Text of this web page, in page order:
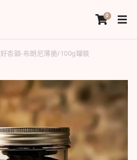
好杏韻-布朗尼薄脆/100g罐裝